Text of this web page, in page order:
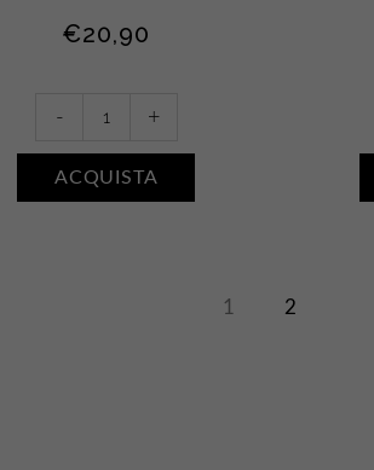
€20,90
viso
quantity
- +
ACQUISTA
1 2